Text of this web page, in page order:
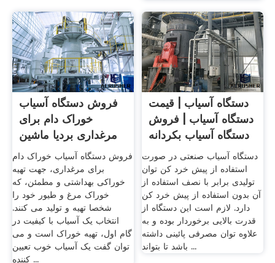
فروش دستگاه آسیاب
خوراک دام برای
مرغداری بردیا ماشین
فروش دستگاه آسیاب خوراک دام
برای مرغداری، جهت تهیه
خوراکی بهداشتی و مطمئن، که
خوراک مرغ و طیور خود را
شخصا تهیه و تولید می کنند.
انتخاب یک آسیاب با کیفیت در
گام اول، تهیه خوراک است و می
توان گفت یک آسیاب خوب تعیین
کننده ...
دستگاه آسیاب | قیمت
دستگاه آسیاب | فروش
دستگاه آسیاب بکردانه
دستگاه آسیاب صنعتی در صورت
استفاده از پیش خرد کن توان
تولیدی برابر با نصف استفاده از
آن بدون استفاده از پیش خرد کن
دارد. لازم است این دستگاه از
قدرت بالایی برخوردار بوده و به
علاوه توان مصرفی پائینی داشته
باشد تا بتواند ...